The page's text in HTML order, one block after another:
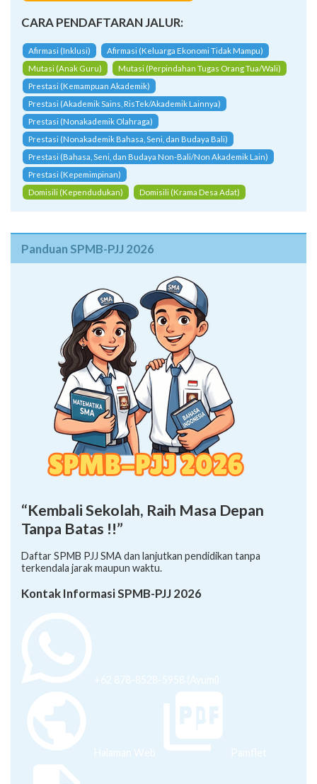
CARA PENDAFTARAN JALUR:
Afirmasi (Inklusi)
Afirmasi (Keluarga Ekonomi Tidak Mampu)
Mutasi (Anak Guru)
Mutasi (Perpindahan Tugas Orang Tua/Wali)
Prestasi (Kemampuan Akademik)
Prestasi (Akademik Sains, RisTek/Akademik Lainnya)
Prestasi (Nonakademik Olahraga)
Prestasi (Nonakademik Bahasa, Seni, dan Budaya Bali)
Prestasi (Bahasa, Seni, dan Budaya Non-Bali/Non Akademik Lain)
Prestasi (Kepemimpinan)
Domisili (Kependudukan)
Domisili (Krama Desa Adat)
Panduan SPMB-PJJ 2026
“Kembali Sekolah, Raih Masa Depan
Tanpa Batas !!”
Daftar SPMB PJJ SMA dan lanjutkan pendidikan tanpa
terkendala jarak maupun waktu.
Kontak Informasi SPMB-PJJ 2026
+62 878-8528-5958 (Ayumi)
Halaman Web Pamflet